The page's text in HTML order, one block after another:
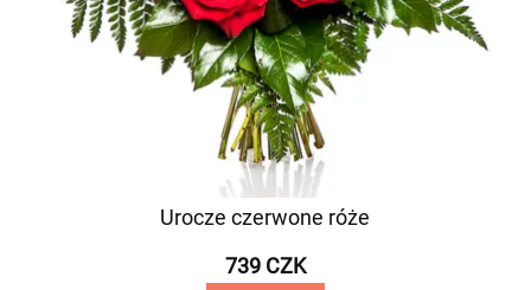
Urocze czerwone róże
739 CZK